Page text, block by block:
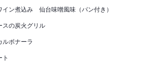
イン煮込み 仙台味噌風味（パン付き）
スの炭火グリル
ルボナーラ
ト